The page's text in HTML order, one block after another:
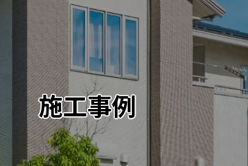
施工事例